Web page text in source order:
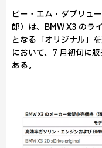
ビー・エム・ダブリュ
郎）は、BMW X3 のラ
となる「オリジナル」
において、7 月初旬に
ある。